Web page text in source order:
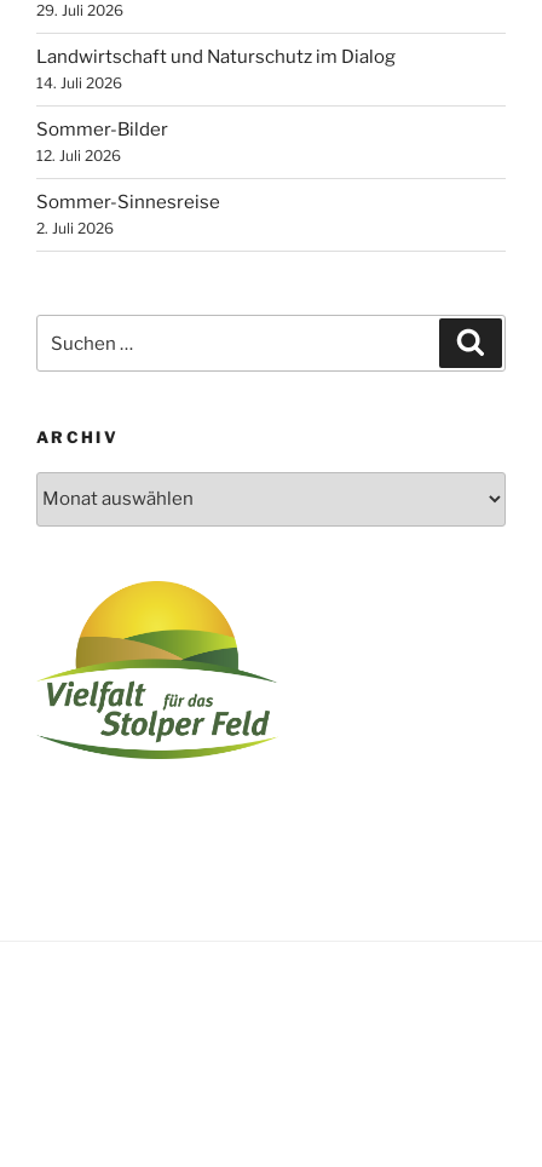
29. Juli 2026
Landwirtschaft und Naturschutz im Dialog
14. Juli 2026
Sommer-Bilder
12. Juli 2026
Sommer-Sinnesreise
2. Juli 2026
nach:
ARCHIV